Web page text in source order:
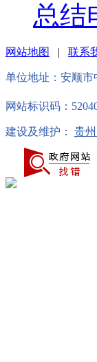
总结
网站地图 | 联系
单位地址：安顺市
网站标识码：
建设及维护： 贵